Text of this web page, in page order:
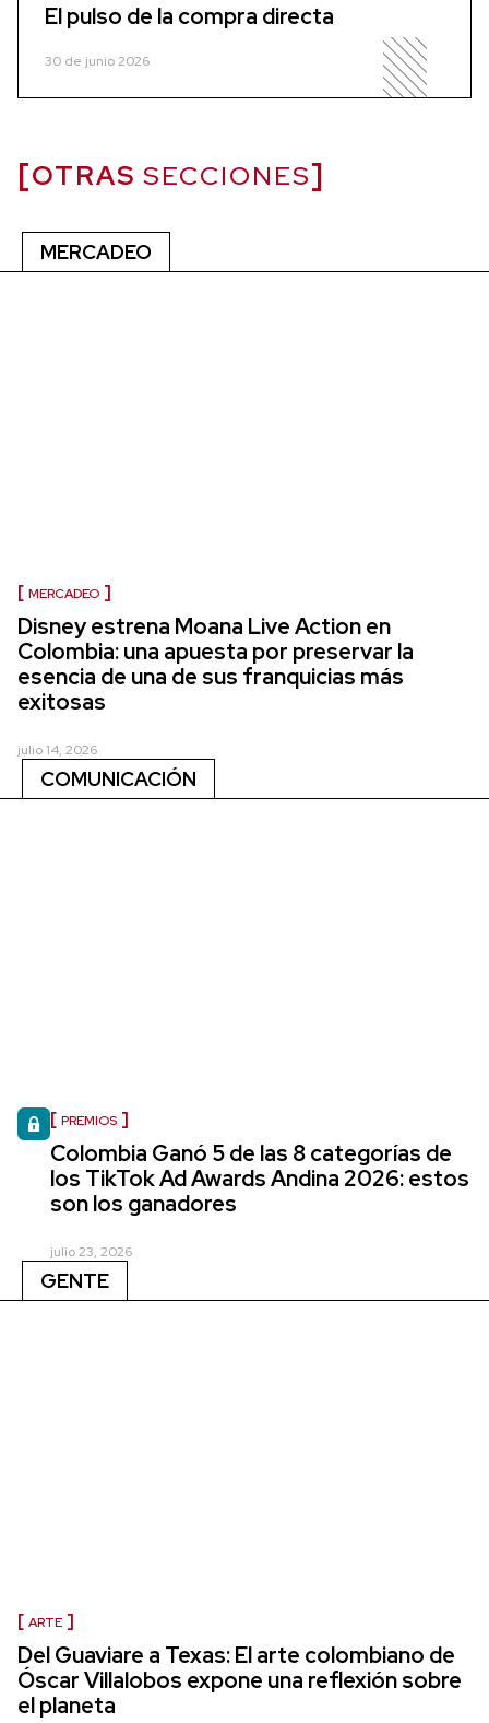
El pulso de la compra directa
30 de junio 2026
OTRAS SECCIONES
MERCADEO
MERCADEO
Disney estrena Moana Live Action en
Colombia: una apuesta por preservar la
esencia de una de sus franquicias más
exitosas
julio 14, 2026
COMUNICACIÓN
PREMIOS
Colombia Ganó 5 de las 8 categorías de
los TikTok Ad Awards Andina 2026: estos
son los ganadores
julio 23, 2026
GENTE
ARTE
Del Guaviare a Texas: El arte colombiano de
Óscar Villalobos expone una reflexión sobre
el planeta